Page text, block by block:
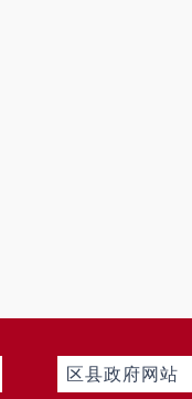
区县政府网站